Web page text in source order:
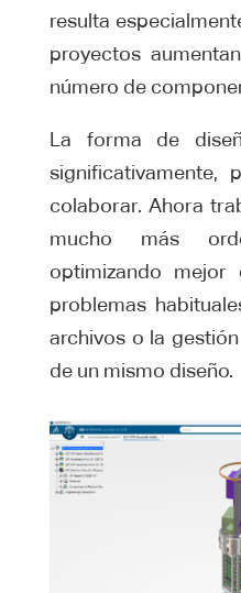
resulta
proyectos
número de
La forma de
colaborar. Ahora
mucho más
optimizando
problemas
archivos o la
de un mismo diseño.